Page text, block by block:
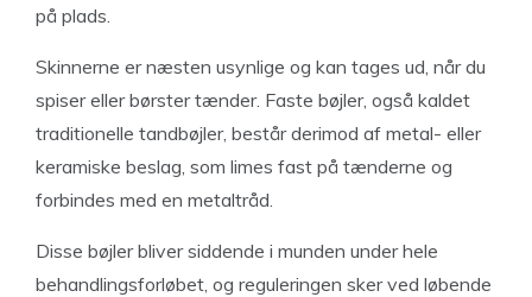
på plads.
Skinnerne er næsten usynlige og kan tages ud, når du
spiser eller børster tænder. Faste bøjler, også kaldet
traditionelle tandbøjler, består derimod af metal- eller
keramiske beslag, som limes fast på tænderne og
forbindes med en metaltråd.
Disse bøjler bliver siddende i munden under hele
behandlingsforløbet, og reguleringen sker ved løbende